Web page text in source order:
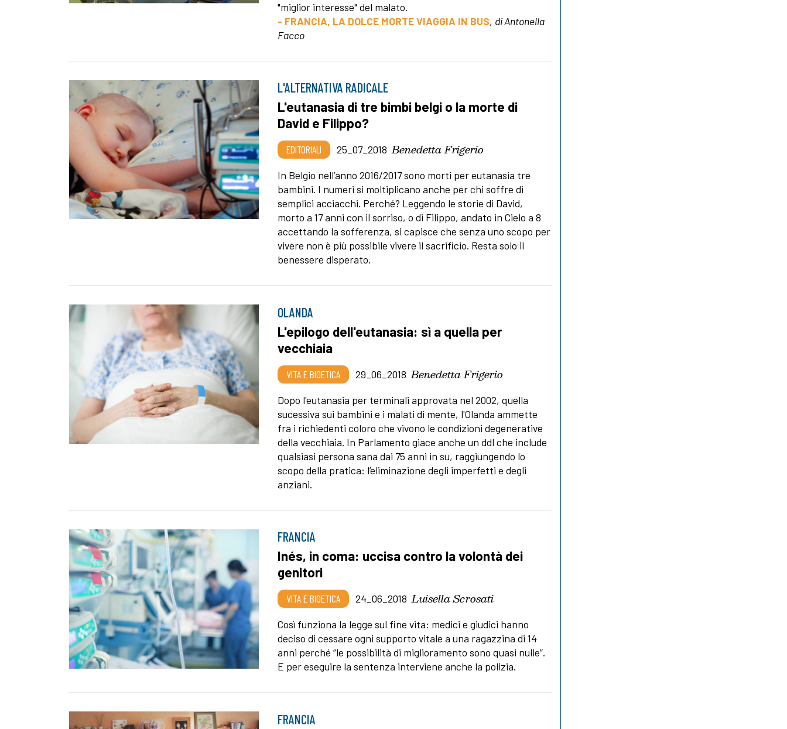
"miglior interesse" del malato.
- FRANCIA, LA DOLCE MORTE VIAGGIA IN BUS, di Antonella
Facco
L'ALTERNATIVA RADICALE
L'eutanasia di tre bimbi belgi o la morte di
David e Filippo?
EDITORIALI 25_07_2018 Benedetta Frigerio
In Belgio nell’anno 2016/2017 sono morti per eutanasia tre
bambini. I numeri si moltiplicano anche per chi soffre di
semplici acciacchi. Perché? Leggendo le storie di David,
morto a 17 anni con il sorriso, o di Filippo, andato in Cielo a 8
accettando la sofferenza, si capisce che senza uno scopo per
vivere non è più possibile vivere il sacrificio. Resta solo il
benessere disperato.
OLANDA
L'epilogo dell'eutanasia: sì a quella per
vecchiaia
VITA E BIOETICA 29_06_2018 Benedetta Frigerio
Dopo l'eutanasia per terminali approvata nel 2002, quella
sucessiva sui bambini e i malati di mente, l'Olanda ammette
fra i richiedenti coloro che vivono le condizioni degenerative
della vecchiaia. In Parlamento giace anche un ddl che include
qualsiasi persona sana dai 75 anni in su, raggiungendo lo
scopo della pratica: l’eliminazione degli imperfetti e degli
anziani.
FRANCIA
Inés, in coma: uccisa contro la volontà dei
genitori
VITA E BIOETICA 24_06_2018 Luisella Scrosati
Così funziona la legge sul fine vita: medici e giudici hanno
deciso di cessare ogni supporto vitale a una ragazzina di 14
anni perché “le possibilità di miglioramento sono quasi nulle”.
E per eseguire la sentenza interviene anche la polizia.
FRANCIA